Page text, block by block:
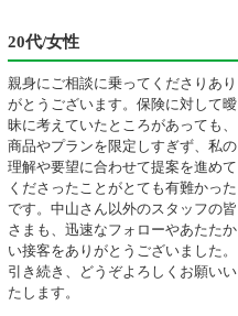
20代/女性
親身にご相談に乗ってくださりあり
がとうございます。保険に対して曖
昧に考えていたところがあっても、
商品やプランを限定しすぎず、私の
理解や要望に合わせて提案を進めて
くださったことがとても有難かった
です。中山さん以外のスタッフの皆
さまも、迅速なフォローやあたたか
い接客をありがとうございました。
引き続き、どうぞよろしくお願いい
たします。